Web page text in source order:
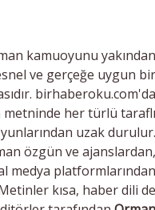
kamuoyunu yakından
ve gerçeğe uygun bir
birhaberoku.com'da
her türlü taraflı
uzak durulur.
özgün ve ajanslardan,
medya platformlarından
kısa, haber dili de